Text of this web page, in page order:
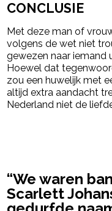
CONCLUSIE
Met deze man of
volgens de wet niet
gewezen naar iemand
Hoewel dat
zou een huwelijk met
altijd extra aandacht
Nederland niet de
“We waren
Scarlett